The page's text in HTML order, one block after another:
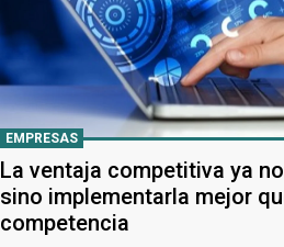
EMPRESAS
La ventaja competitiva ya
sino implementarla mejor
competencia